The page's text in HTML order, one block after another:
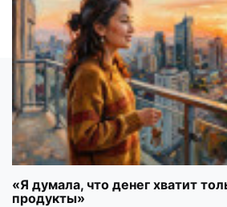
«Я думала, что денег хватит
продукты»